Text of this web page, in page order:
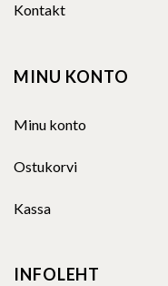
Kontakt
MINU KONTO
Minu konto
Ostukorvi
Kassa
INFOLEHT